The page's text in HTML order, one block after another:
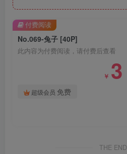
No.069-兔子 [40P]
此内容为付费阅读，请付费后查看
￥ 3
超级会员 免费
付费阅读
THE END